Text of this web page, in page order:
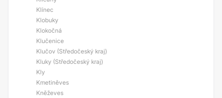
Klínec
Klobuky
Klokočná
Klučenice
Klučov (Středočeský kraj)
Kluky (Středočeský kraj)
Kly
Kmetiněves
Kněževes